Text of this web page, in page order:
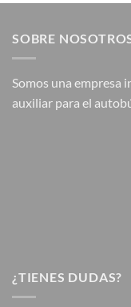
SOBRE
Somos una empresa
auxiliar para el
¿TIENES DUDAS?